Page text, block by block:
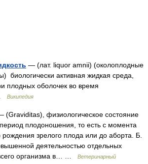
— (лат. liquor amnii) (околоплодные
биологически активная жидкая среда,
плодных оболочек во время
Википедия
(Graviditas), физиологическое состояние
плодоношения, то есть с момента
зрелого плода или до аборта. Б.
деятельностью отдельных
организма в… …
Ветеринарный